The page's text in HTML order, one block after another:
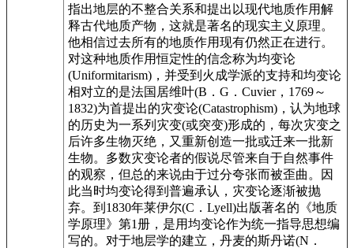
指出地层的不整合关系和提出以现代地质作用解
释古代地质产物，这就是著名的现实主义原理。
他相信过去所有的地质作用现有仍然正在进行。
对这种地质作用恒定性的信念称为均变论
(Uniformitarism)，并受到火成学派的支持和均变论
相对立的是法国居维叶(B．G．Cuvier，1769～
1832)为首提出的灾变论(Catastrophism)，认为地球
的历史为一系列灾变(或突变)形成的，每次灾变之
后许多生物灭绝，又重新创造一批或迁来一批新
生物。多数灾变论者的假说尽管来自于自然事件
的观察，但总的来说由于过分夸张而被歪曲。因
此当时均变论得到普遍承认，灾变论逐渐被抛
弃。到1830年莱伊尔(C．Lyell)出版著名的《地质
学原理》第1册，是用均变论作为统一指导思想编
写的。对于地层学的建立，丹麦的斯丹诺(N．